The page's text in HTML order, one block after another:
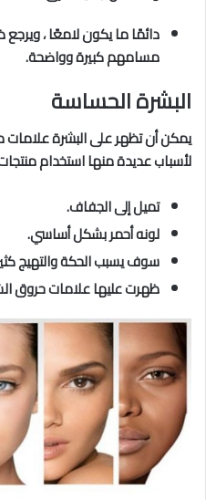
دائمًا ما يكون لامعًا ، ويرجع
مسامهم كبيرة وواضحة.
البشرة الحساسة
يمكن أن تظهر على البشرة
لأسباب عديدة منها استخدام
تميل إلى الجفاف.
لونه أحمر بشكل أساسي.
سوف يسبب الحكة والتهيج
ظهرت عليها علامات حروق